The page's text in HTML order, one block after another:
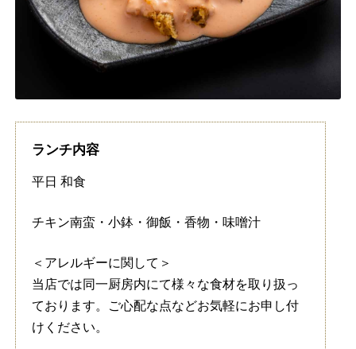
ランチ内容
平日 和食
チキン南蛮・小鉢・御飯・香物・味噌汁
＜アレルギーに関して＞
当店では同一厨房内にて様々な食材を取り扱っ
ております。ご心配な点などお気軽にお申し付
けください。